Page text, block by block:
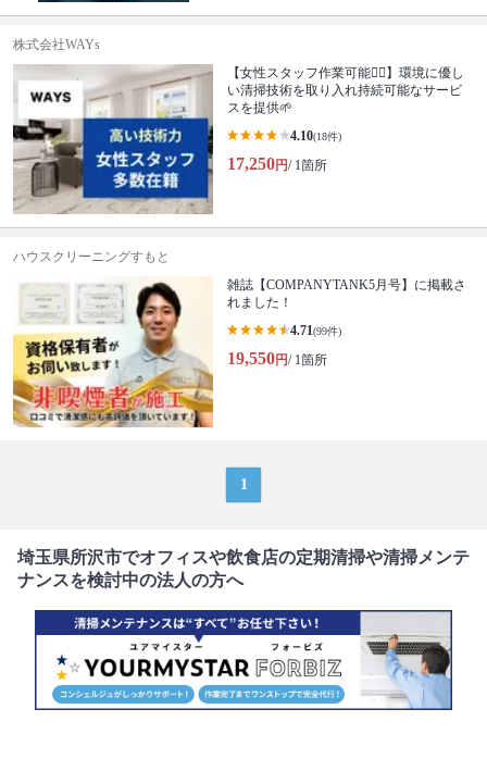
株式会社WAYs
【女性スタッフ作業可能🙆‍♀️】環境に優し
い清掃技術を取り入れ持続可能なサービ
スを提供🌱
4.10(18件)
17,250円/ 1箇所
ハウスクリーニングすもと
雑誌【COMPANYTANK5月号】に掲載さ
れました！
4.71(99件)
19,550円/ 1箇所
1
埼玉県所沢市でオフィスや飲食店の定期清掃や清掃メンテ
ナンスを検討中の法人の方へ